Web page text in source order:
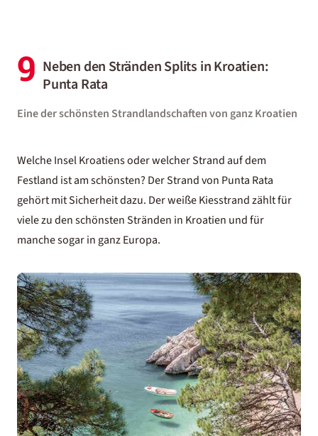
9 Neben den Stränden Splits in Kroatien:
Punta Rata
Eine der schönsten Strandlandschaften von ganz Kroatien
Welche Insel Kroatiens oder welcher Strand auf dem
Festland ist am schönsten? Der Strand von Punta Rata
gehört mit Sicherheit dazu. Der weiße Kiesstrand zählt für
viele zu den schönsten Stränden in Kroatien und für
manche sogar in ganz Europa.